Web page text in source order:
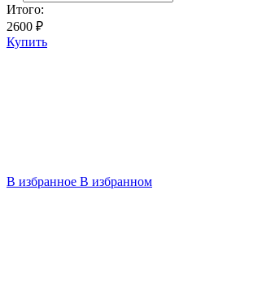
Итого:
2600 ₽
Купить
В избранное В избранном